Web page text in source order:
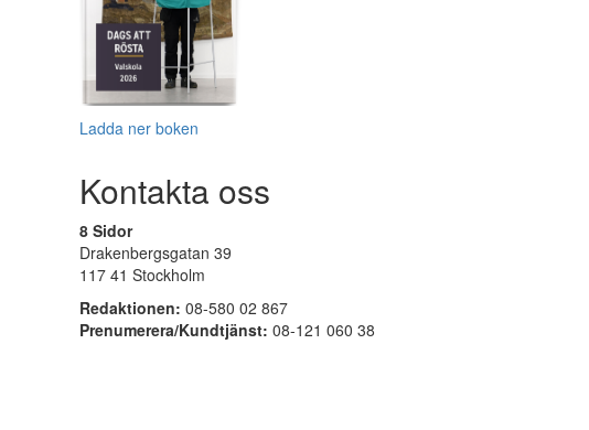
Ladda ner boken
Kontakta oss
8 Sidor
Drakenbergsgatan 39
117 41 Stockholm
Redaktionen: 08-580 02 867
Prenumerera/Kundtjänst: 08-121 060 38